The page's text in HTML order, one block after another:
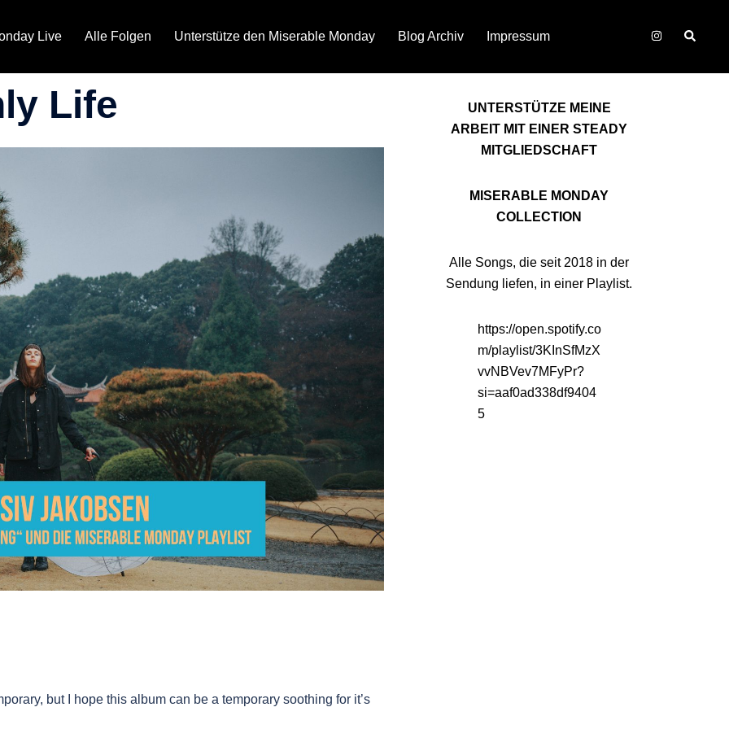
Live Alle Folgen Unterstütze den Miserable Monday Blog Archiv Impressum Suche
Life
but I hope this album can be a temporary soothing for it’s
UNTERSTÜTZE MEINE
ARBEIT MIT EINER STEADY
MITGLIEDSCHAFT
MISERABLE MONDAY
COLLECTION
Alle Songs, die seit 2018 in der
Sendung liefen, in einer Playlist.
https://open.spotify.co
m/playlist/3KInSfMzX
vvNBVev7MFyPr?
si=aaf0ad338df9404
5